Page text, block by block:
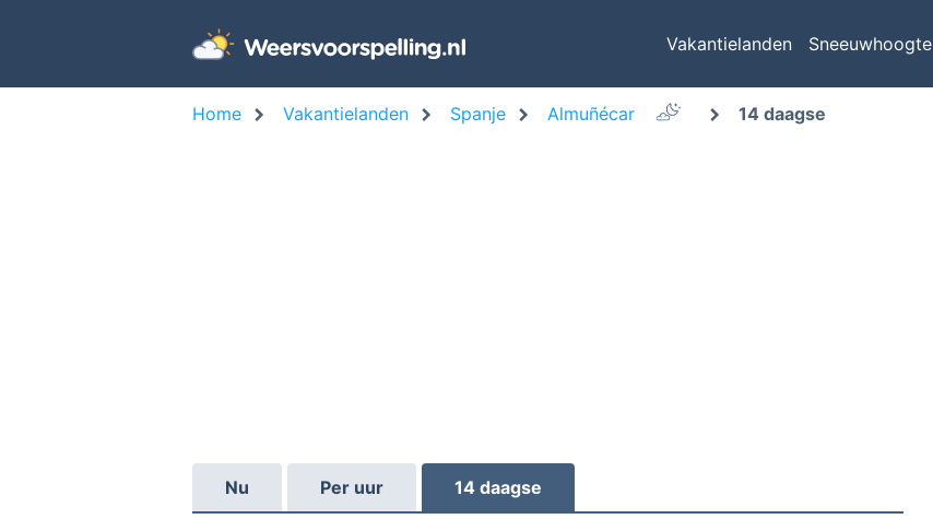
Vakantielanden Sneeuwhoogte
Home Vakantielanden Spanje Almuñécar 14 daagse
Nu Per uur 14 daagse